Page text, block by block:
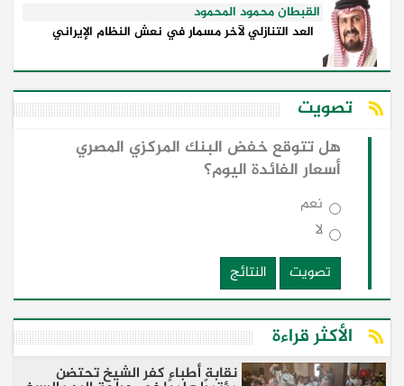
القبطان محمود المحمود
العد التنازلي لآخر مسمار في نعش النظام الإيراني
تصويت
هل تتوقع خفض البنك المركزي المصري
أسعار الفائدة اليوم؟
نعم
لا
تصويت
النتائج
الأكثر قراءة
نقابة أطباء كفر الشيخ تحتضن